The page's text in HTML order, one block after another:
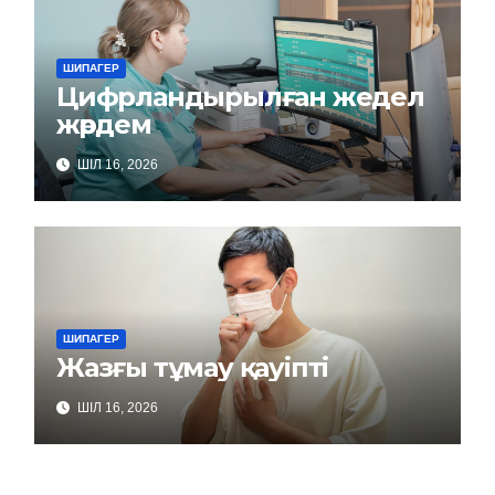
ШИПАГЕР
Цифрландырылған жедел
жәрдем
ШІЛ 16, 2026
ШИПАГЕР
Жазғы тұмау қауіпті
ШІЛ 16, 2026